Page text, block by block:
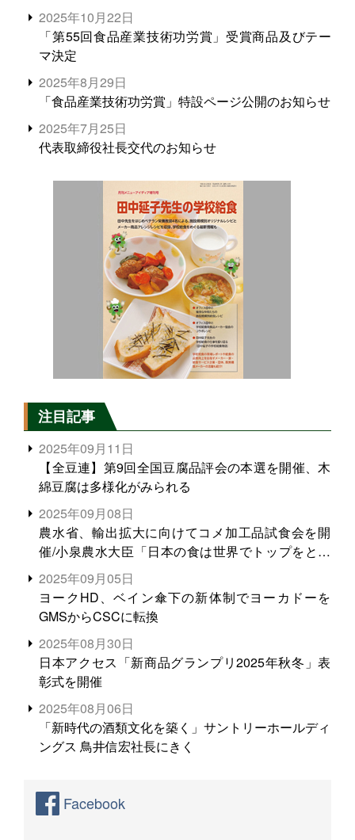
2025年10月22日
「第55回食品産業技術功労賞」受賞商品及びテー
マ決定
2025年8月29日
「食品産業技術功労賞」特設ページ公開のお知らせ
2025年7月25日
代表取締役社長交代のお知らせ
注目記事
2025年09月11日
【全豆連】第9回全国豆腐品評会の本選を開催、木
綿豆腐は多様化がみられる
2025年09月08日
農水省、輸出拡大に向けてコメ加工品試食会を開
催/小泉農水大臣「日本の食は世界でトップをとれ
る。米増産に向けて、米輸出需要の拡大を」
2025年09月05日
ヨークHD、ベイン傘下の新体制でヨーカドーを
GMSからCSCに転換
2025年08月30日
日本アクセス「新商品グランプリ2025年秋冬」表
彰式を開催
2025年08月06日
「新時代の酒類文化を築く」サントリーホールディ
ングス 鳥井信宏社長にきく
Facebook